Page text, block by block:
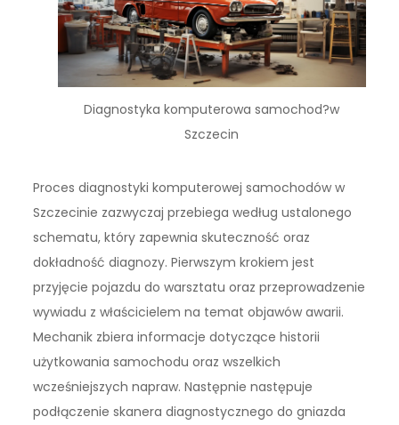
Diagnostyka komputerowa samochod?w
Szczecin
Proces diagnostyki komputerowej samochodów w
Szczecinie zazwyczaj przebiega według ustalonego
schematu, który zapewnia skuteczność oraz
dokładność diagnozy. Pierwszym krokiem jest
przyjęcie pojazdu do warsztatu oraz przeprowadzenie
wywiadu z właścicielem na temat objawów awarii.
Mechanik zbiera informacje dotyczące historii
użytkowania samochodu oraz wszelkich
wcześniejszych napraw. Następnie następuje
podłączenie skanera diagnostycznego do gniazda